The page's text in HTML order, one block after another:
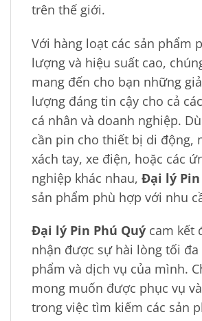
trên thế giới.
Với hàng loạt các sản phẩm
lượng và hiệu suất cao,
mang đến cho bạn những
lượng đáng tin cậy cho cả
cá nhân và doanh nghiệp.
cần pin cho thiết bị di động,
xách tay, xe điện, hoặc các
nghiệp khác nhau, Đại lý Pin
sản phẩm phù hợp với nhu
Đại lý Pin Phú Quý cam kết
nhận được sự hài lòng tối đa
phẩm và dịch vụ của mình.
mong muốn được phục vụ
trong việc tìm kiếm các sản